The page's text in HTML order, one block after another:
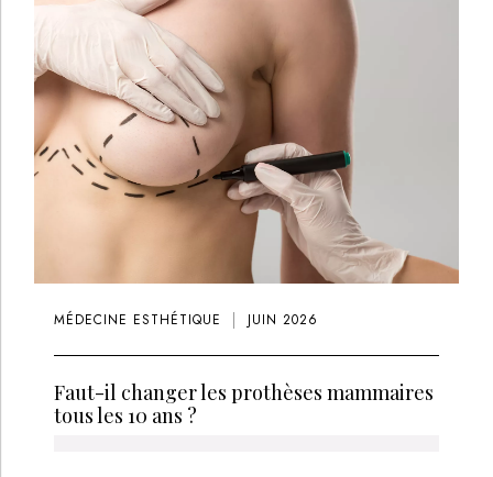
MÉDECINE ESTHÉTIQUE JUIN 2026
Faut-il changer les prothèses mammaires
tous les 10 ans ?